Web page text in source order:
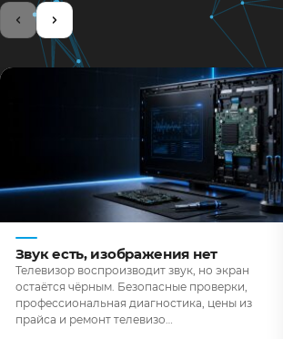
Звук есть, изображения нет
Телевизор воспроизводит звук, но экран
остаётся чёрным. Безопасные проверки,
профессиональная диагностика, цены из
прайса и ремонт телевизо…